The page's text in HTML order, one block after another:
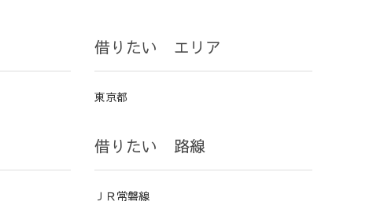
借りたい エリア
東京都
借りたい 路線
ＪＲ常磐線